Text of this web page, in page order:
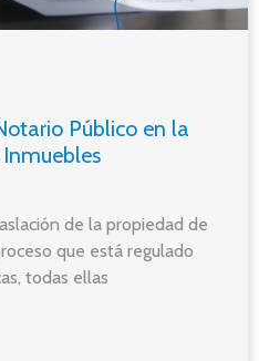
Público en la
de la propiedad de
que está regulado
todas ellas